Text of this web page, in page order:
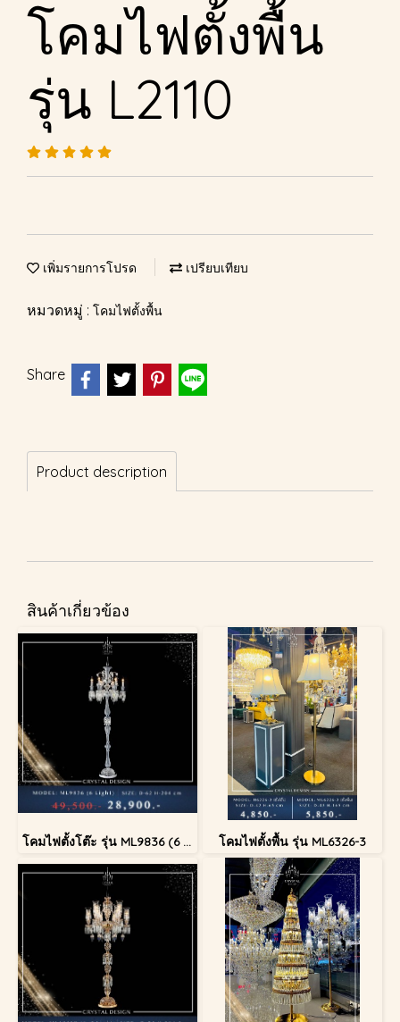
โคมไฟตั้งพื้น
รุ่น L2110
เพิ่มรายการโปรด เปรียบเทียบ
หมวดหมู่ : โคมไฟตั้งพื้น
Share
Product description
สินค้าเกี่ยวข้อง
โคมไฟตั้งโต๊ะ รุ่น ML9836 (6 Light) โคมไฟตั้งพื้น รุ่น ML6326-3